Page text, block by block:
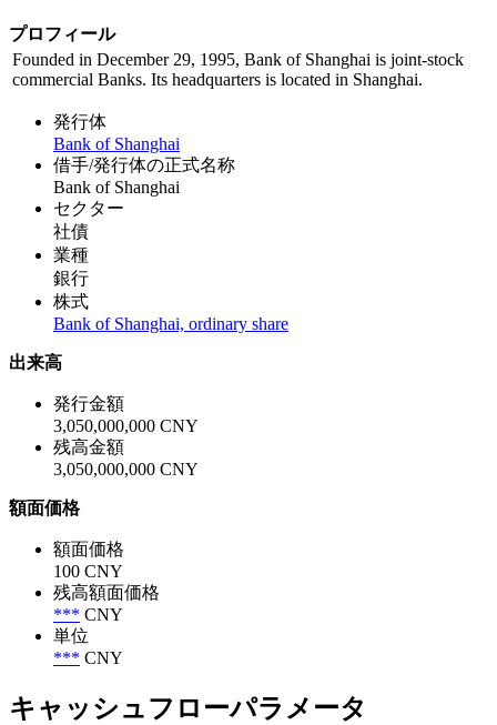
プロフィール
Founded in December 29, 1995, Bank of Shanghai is joint-stock
commercial Banks. Its headquarters is located in Shanghai.
発行体
Bank of Shanghai
借手/発行体の正式名称
Bank of Shanghai
セクター
社債
業種
銀行
株式
Bank of Shanghai, ordinary share
出来高
発行金額
3,050,000,000 CNY
残高金額
3,050,000,000 CNY
額面価格
額面価格
100 CNY
残高額面価格
*** CNY
単位
*** CNY
キャッシュフローパラメータ